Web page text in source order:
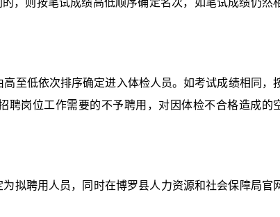
低依次排序确定进入体检人员。如考试成绩相同，
聘岗位工作需要的不予聘用，对因体检不合格造成的
聘用人员，同时在博罗县人力资源和社会保障局官